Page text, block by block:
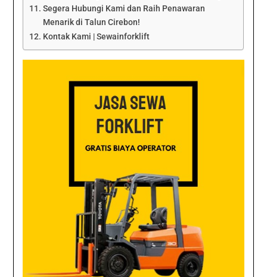
Segera Hubungi Kami dan Raih Penawaran
Menarik di Talun Cirebon!
Kontak Kami | Sewainforklift